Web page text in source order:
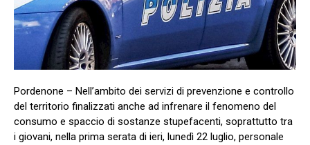
Pordenone – Nell’ambito dei servizi di prevenzione e controllo
del territorio finalizzati anche ad infrenare il fenomeno del
consumo e spaccio di sostanze stupefacenti, soprattutto tra
i giovani, nella prima serata di ieri, lunedì 22 luglio, personale